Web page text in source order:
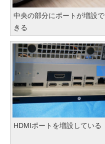
中央の部分にポートが増設で
きる
HDMIポートを増設している